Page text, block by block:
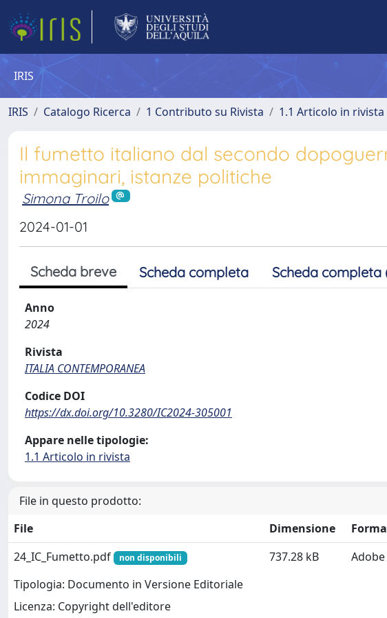
IRIS
IRIS Catalogo Ricerca 1 Contributo su Rivista 1.1 Articolo in rivista
Il fumetto italiano dal secondo
immaginari, istanze politiche
Simona Troilo
2024-01-01
Scheda breve Scheda completa Scheda completa
Anno
2024
Rivista
ITALIA CONTEMPORANEA
Codice DOI
https://dx.doi.org/10.3280/IC2024-305001
Appare nelle tipologie:
1.1 Articolo in rivista
File in questo prodotto:
File
Dimensione
24_IC_Fumetto.pdf
non disponibili
Tipologia: Documento in Versione Editoriale
Licenza: Copyright dell'editore
737.28 kB Adobe